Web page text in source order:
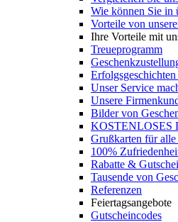
Wie können Sie in
Vorteile von
Ihre Vorteile mit
Treueprogramm
Unser Service
Unsere
Bilder von
KOSTENLOSES
Grußkarten für alle
100%
Rabatte &
Tausende von
Referenzen
Feiertagsangebote
Gutscheincodes